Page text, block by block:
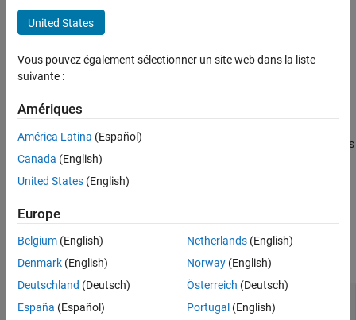
ON THIS PAGE
Syntax
Input Arguments
Output Arguments
Examples
Version History
expand all in page
result = groupBy(obj,func,numPartitions)
Description
= groupBy( obj,
groups the elements
ofobj according a user-specified criteria denoted by
numPartitionsspecifies the number of partitions to create in the
Input Arguments
expand all
— Input RDD
RDDobject
United States
Vous pouvez également sélectionner un site web dans la liste
suivante :
Amériques
América Latina (Español)
Canada (English)
United States (English)
Europe
Belgium (English)
Denmark (English)
Deutschland (Deutsch)
España (Español)
Netherlands(English)
Norway(English)
Österreich (Deutsch)
Portugal (English)